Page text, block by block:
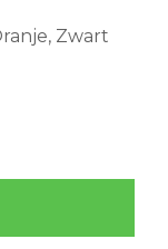
Zwart